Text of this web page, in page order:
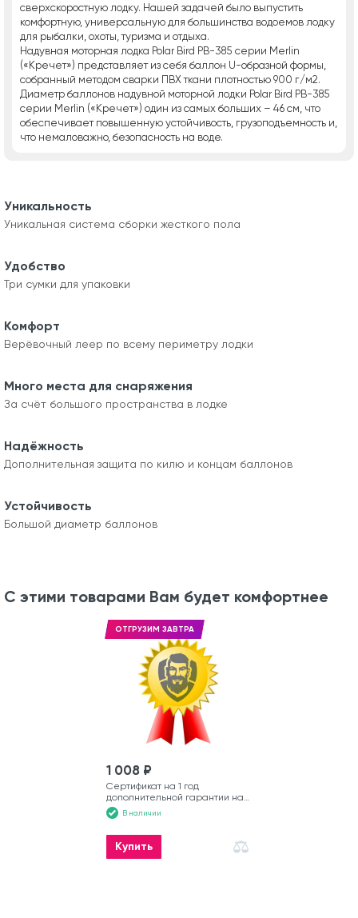
сверхскоростную лодку. Нашей задачей было выпустить
комфортную, универсальную для большинства водоемов лодку
для рыбалки, охоты, туризма и отдыха.
Надувная моторная лодка Polar Bird РВ-385 серии Merlin
(«Кречет») представляет из себя баллон U-образной формы,
собранный методом сварки ПВХ ткани плотностью 900 г/м2.
Диаметр баллонов надувной моторной лодки Polar Bird РВ-385
серии Merlin («Кречет») один из самых больших – 46 см, что
обеспечивает повышенную устойчивость, грузоподъемность и,
что немаловажно, безопасность на воде.
Уникальность
Уникальная система сборки жесткого пола
Удобство
Три сумки для упаковки
Комфорт
Верёвочный леер по всему периметру лодки
Много места для снаряжения
За счёт большого пространства в лодке
Надёжность
Дополнительная защита по килю и концам баллонов
Устойчивость
Большой диаметр баллонов
С этими товарами Вам будет комфортнее
ОТГРУЗИМ ЗАВТРА
1 008 ₽
Сертификат на 1 год
дополнительной гарантии на
моторную лодку
В наличии
Купить